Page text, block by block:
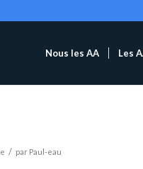
Nous les AA Les
/ par Paul-eau